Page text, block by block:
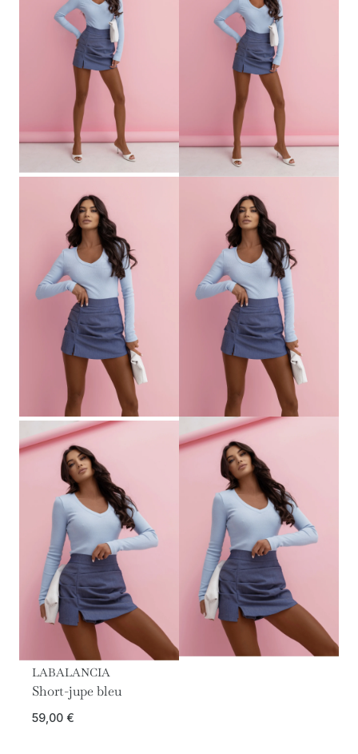
LABALANCIA
Short-jupe bleu
59,00 €